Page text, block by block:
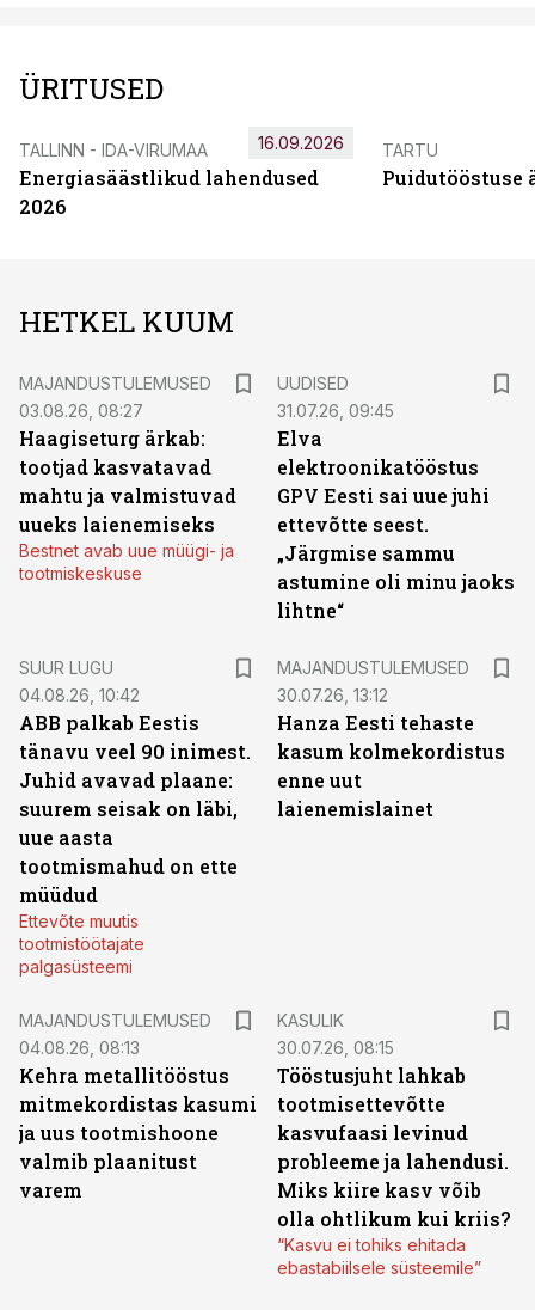
ÜRITUSED
TALLINN - IDA-VIRUMAA
Energiasäästlikud lahendused
2026
16.09.2026 TARTU
Puidutööstuse
HETKEL KUUM
MAJANDUSTULEMUSED
03.08.26, 08:27
Haagiseturg ärkab:
tootjad kasvatavad
mahtu ja valmistuvad
uueks laienemiseks
Bestnet avab uue müügi- ja
tootmiskeskuse
UUDISED
31.07.26, 09:45
Elva
elektroonikatööstus
GPV Eesti sai uue juhi
ettevõtte seest.
„Järgmise sammu
astumine oli minu jaoks
lihtne“
SUUR LUGU
04.08.26, 10:42
ABB palkab Eestis
tänavu veel 90 inimest.
Juhid avavad plaane:
suurem seisak on läbi,
uue aasta
tootmismahud on ette
müüdud
Ettevõte muutis
tootmistöötajate
palgasüsteemi
MAJANDUSTULEMUSED
30.07.26, 13:12
Hanza Eesti tehaste
kasum kolmekordistus
enne uut
laienemislainet
MAJANDUSTULEMUSED
04.08.26, 08:13
Kehra metallitööstus
mitmekordistas kasumi
ja uus tootmishoone
valmib plaanitust
varem
KASULIK
30.07.26, 08:15
Tööstusjuht lahkab
tootmisettevõtte
kasvufaasi levinud
probleeme ja lahendusi.
Miks kiire kasv võib
olla ohtlikum kui kriis?
“Kasvu ei tohiks ehitada
ebastabiilsele süsteemile”